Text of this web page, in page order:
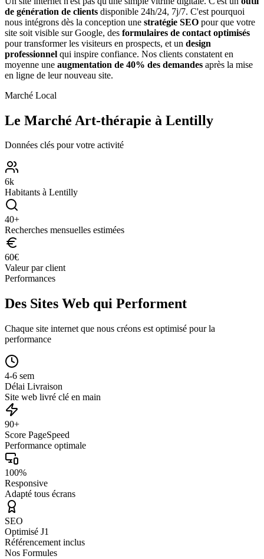
de génération de clients disponible 24h/24, 7j/7. C'est pourquoi
nous intégrons dès la conception une stratégie SEO pour que votre
site soit visible sur Google, des formulaires de contact optimisés
pour transformer les visiteurs en prospects, et un design
professionnel qui inspire confiance. Nos clients constatent en
moyenne une augmentation de 40% des demandes après la mise
en ligne de leur nouveau site.
Marché Local
Le Marché Art-thérapie à Lentilly
Données clés pour votre activité
6k
Habitants à Lentilly
40+
Recherches mensuelles estimées
60€
Valeur par client
Performances
Des Sites Web qui Performent
Chaque site internet que nous créons est optimisé pour la
performance
4-6 sem
Délai Livraison
Site web livré clé en main
90+
Score PageSpeed
Performance optimale
100%
Responsive
Adapté tous écrans
SEO
Optimisé J1
Référencement inclus
Nos Formules